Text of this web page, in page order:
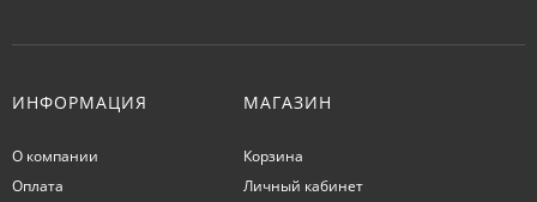
ИНФОРМАЦИЯ
О компании
Оплата
МАГАЗИН
Корзина
Личный кабинет